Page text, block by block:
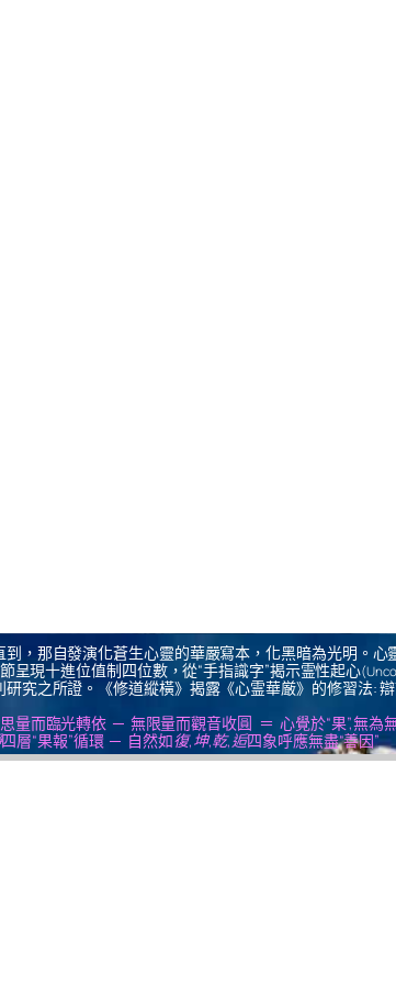
，那自發演化蒼生心靈的華嚴寫本，化黑暗為光明。
呈現十進位值制四位數，從“手指識字”揭示霊性起心
究之所證。《修道縱橫》揭露《心霊華厳》的修習法:
量而臨光轉依 ─ 無限量而觀音收圓 ＝ 心覺於“果”,無為
四層“果報”循環 ─ 自然如復,坤,乾,逅四象呼應無盡“善因”